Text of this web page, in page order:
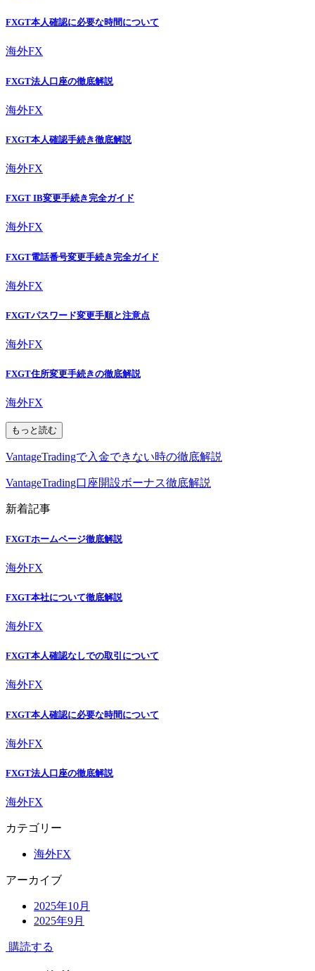
FXGT本人確認に必要な時間について
海外FX
FXGT法人口座の徹底解説
海外FX
FXGT本人確認手続き徹底解説
海外FX
FXGT IB変更手続き完全ガイド
海外FX
FXGT電話番号変更手続き完全ガイド
海外FX
FXGTパスワード変更手順と注意点
海外FX
FXGT住所変更手続きの徹底解説
海外FX
もっと読む
VantageTradingで入金できない時の徹底解説
VantageTrading口座開設ボーナス徹底解説
新着記事
FXGTホームページ徹底解説
海外FX
FXGT本社について徹底解説
海外FX
FXGT本人確認なしでの取引について
海外FX
FXGT本人確認に必要な時間について
海外FX
FXGT法人口座の徹底解説
海外FX
カテゴリー
海外FX
アーカイブ
2025年10月
2025年9月
購読する